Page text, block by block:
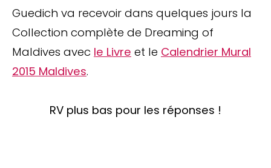
Guedich va recevoir dans quelques jours la
Collection complète de Dreaming of
Maldives avec le Livre et le Calendrier Mural
2015 Maldives.
RV plus bas pour les réponses !